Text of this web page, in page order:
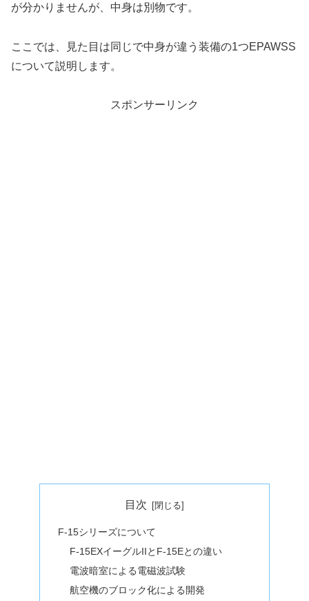
が分かりませんが、中身は別物です。
ここでは、見た目は同じで中身が違う装備の1つEPAWSS
について説明します。
スポンサーリンク
目次
F-15シリーズについて
F-15EXイーグルIIとF-15Eとの違い
電波暗室による電磁波試験
航空機のブロック化による開発